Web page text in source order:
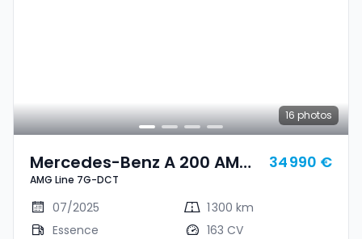
16 photos
Mercedes-Benz A 200 AMG
Line 7G-DCT
AMG Line 7G-DCT
34 990 €
07/2025
1 300 km
Essence
163 CV